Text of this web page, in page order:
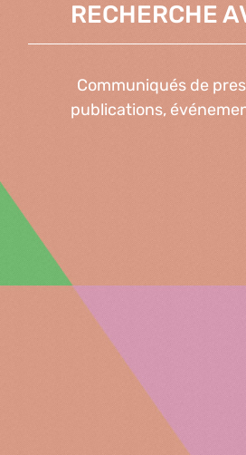
RECHERCHE
Communiqués de
publications,